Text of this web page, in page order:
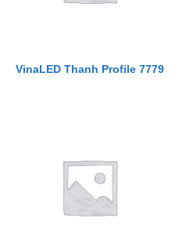
VinaLED Thanh Profile 7779